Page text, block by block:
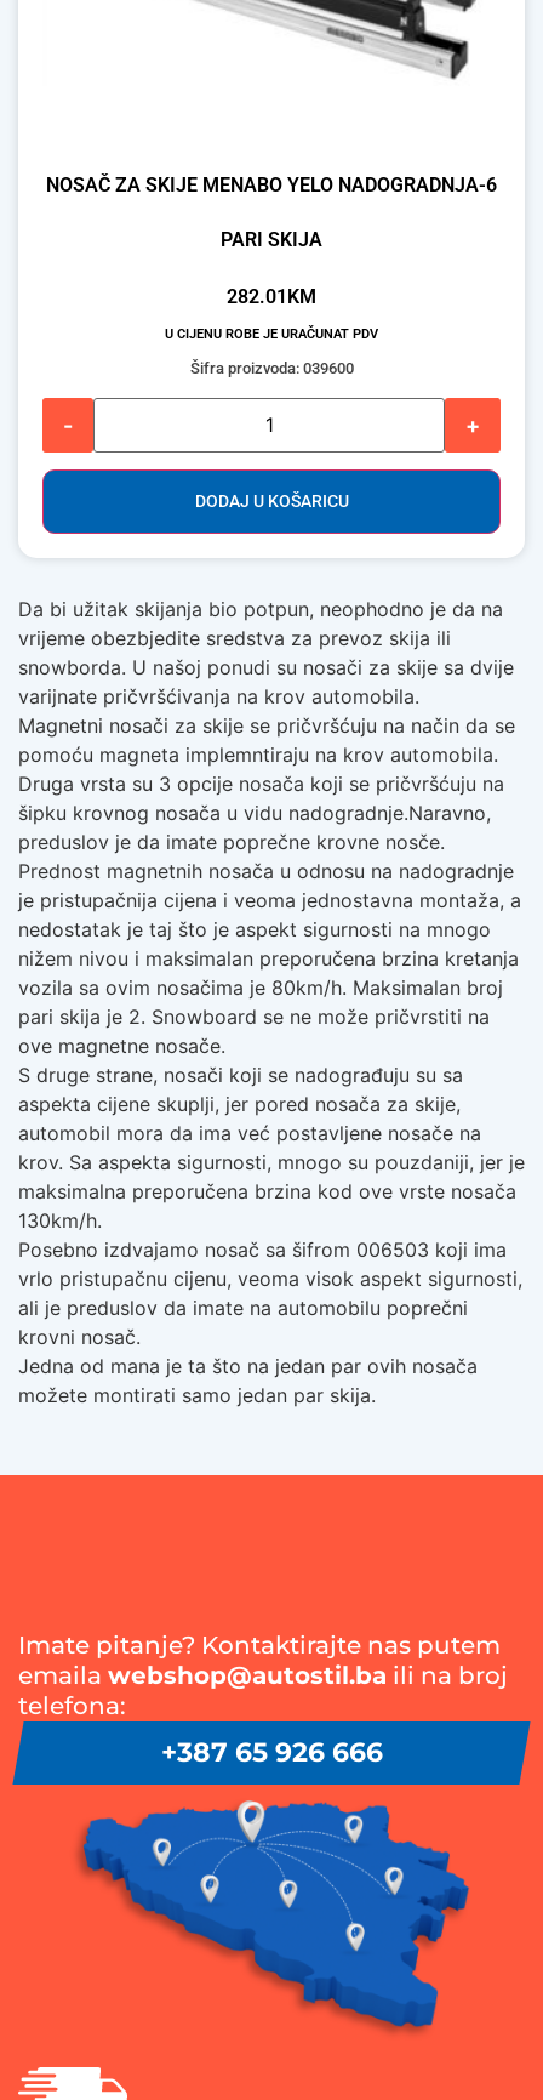
NOSAČ ZA SKIJE MENABO YELO NADOGRADNJA-6
PARI SKIJA
282.01 KM
U CIJENU ROBE JE URAČUNAT PDV
Šifra proizvoda: 039600
- +
DODAJ U KOŠARICU
Da bi užitak skijanja bio potpun, neophodno je da na
vrijeme obezbjedite sredstva za prevoz skija ili
snowborda. U našoj ponudi su nosači za skije sa dvije
varijnate pričvršćivanja na krov automobila.
Magnetni nosači za skije se pričvršćuju na način da se
pomoću magneta implemntiraju na krov automobila.
Druga vrsta su 3 opcije nosača koji se pričvršćuju na
šipku krovnog nosača u vidu nadogradnje.Naravno,
preduslov je da imate poprečne krovne nosče.
Prednost magnetnih nosača u odnosu na nadogradnje
je pristupačnija cijena i veoma jednostavna montaža, a
nedostatak je taj što je aspekt sigurnosti na mnogo
nižem nivou i maksimalan preporučena brzina kretanja
vozila sa ovim nosačima je 80km/h. Maksimalan broj
pari skija je 2. Snowboard se ne može pričvrstiti na
ove magnetne nosače.
S druge strane, nosači koji se nadograđuju su sa
aspekta cijene skuplji, jer pored nosača za skije,
automobil mora da ima već postavljene nosače na
krov. Sa aspekta sigurnosti, mnogo su pouzdaniji, jer je
maksimalna preporučena brzina kod ove vrste nosača
130km/h.
Posebno izdvajamo nosač sa šifrom 006503 koji ima
vrlo pristupačnu cijenu, veoma visok aspekt sigurnosti,
ali je preduslov da imate na automobilu poprečni
krovni nosač.
Jedna od mana je ta što na jedan par ovih nosača
možete montirati samo jedan par skija.
Imate pitanje? Kontaktirajte nas putem
emaila webshop@autostil.ba ili na broj
telefona:
+387 65 926 666